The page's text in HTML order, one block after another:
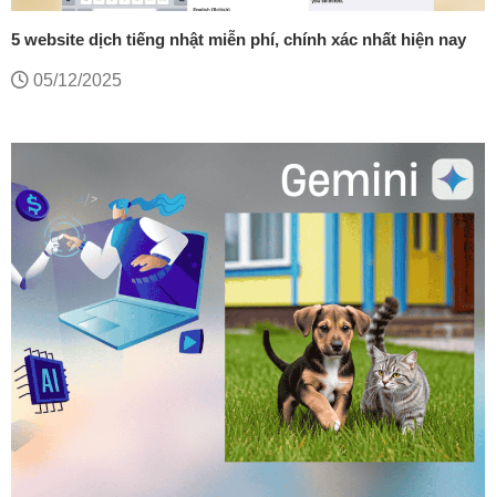
5 website dịch tiếng nhật miễn phí, chính xác nhất hiện nay
05/12/2025